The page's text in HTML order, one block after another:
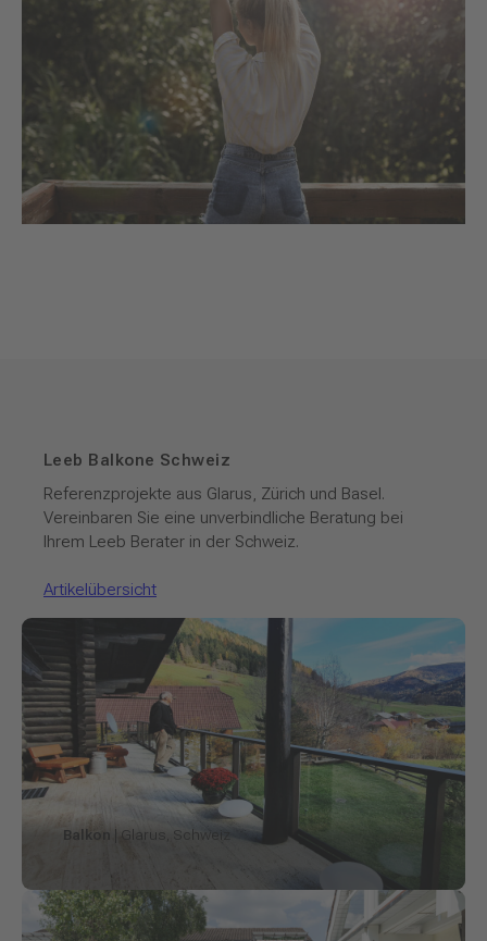
Leeb Balkone Schweiz
Referenzprojekte aus Glarus, Zürich und Basel.
Vereinbaren Sie eine unverbindliche Beratung bei
Ihrem Leeb Berater in der Schweiz.
Artikelübersicht
Balkon | Glarus, Schweiz